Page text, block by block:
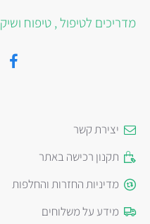
מדריכים לטיפול , טיפוח
יצירת קשר
תקנון רכישה באתר
מדיניות החזרות והחלפות
מידע על משלוחים